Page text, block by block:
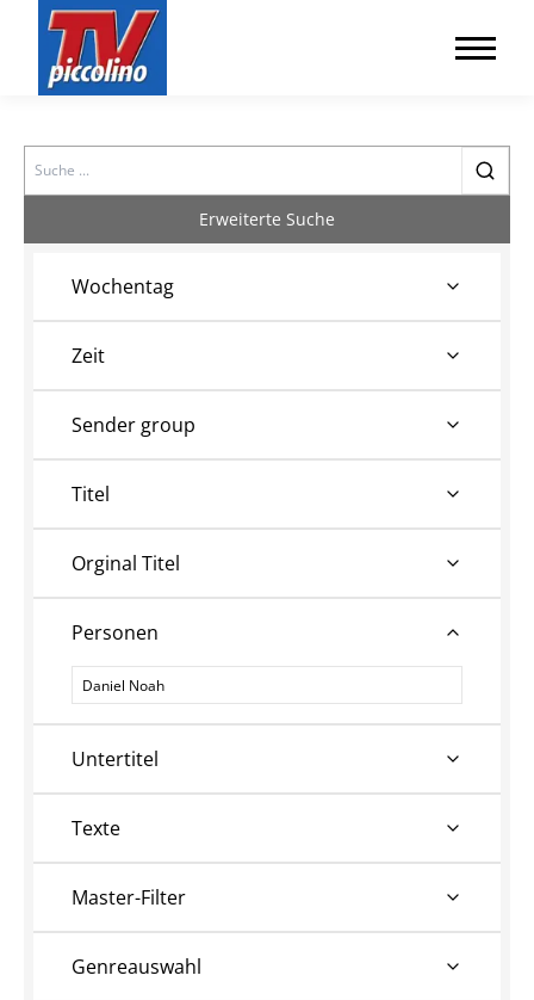
Search
Erweiterte Suche
Wochentag
Zeit
Sender group
Titel
Orginal Titel
Personen
Personen
Untertitel
Texte
Master-Filter
Genreauswahl